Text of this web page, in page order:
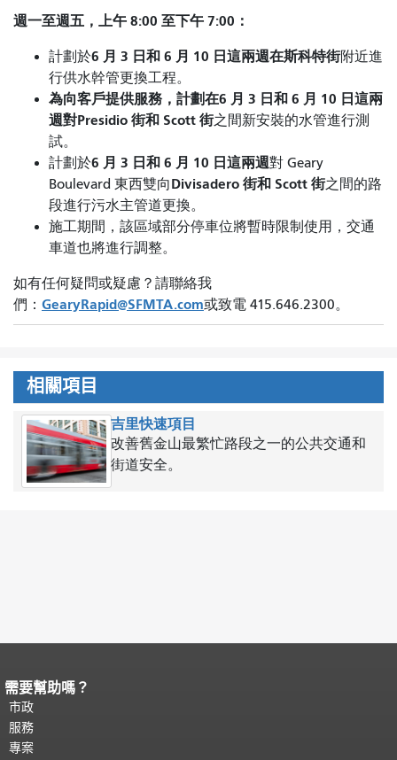
週一至週五，上午 8:00 至下午 7:00：
計劃於6 月 3 日和 6 月 10 日這兩週在斯科特街附近進
行供水幹管更換工程。
為向客戶提供服務，計劃在6 月 3 日和 6 月 10 日這兩
週對Presidio 街和 Scott 街之間新安裝的水管進行測
試。
計劃於6 月 3 日和 6 月 10 日這兩週對 Geary
Boulevard 東西雙向Divisadero 街和 Scott 街之間的路
段進行污水主管道更換。
施工期間，該區域部分停車位將暫時限制使用，交通
車道也將進行調整。
如有任何疑問或疑慮？請聯絡我
們： GearyRapid@SFMTA.com或致電 415.646.2300。
相關項目
吉里快速項目
改善舊金山最繁忙路段之一的公共交通和
街道安全。
頁面內容結束。
都會重複顯示。
需要幫助嗎？
市政
服務
專案